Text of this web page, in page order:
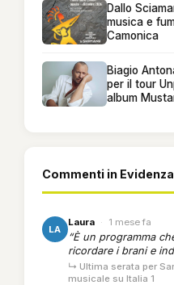
Dallo
musica e
Camonica
Biagio
per il tour
album
Commenti in Evidenza
LA
Laura · 1 mese fa
“È un programma
ricordare i brani e
↳ Ultima serata per
musicale su Italia 1